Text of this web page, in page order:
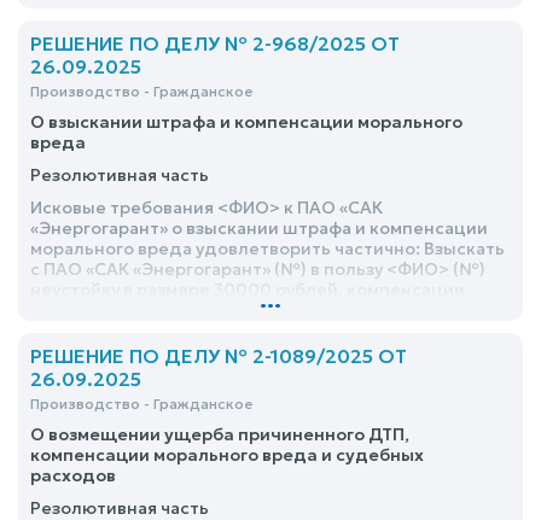
РЕШЕНИЕ ПО ДЕЛУ № 2-968/2025 ОТ
26.09.2025
Производство - Гражданское
О взыскании штрафа и компенсации морального
вреда
Резолютивная часть
Исковые требования <ФИО> к ПАО «САК
«Энергогарант» о взыскании штрафа и компенсации
морального вреда удовлетворить частично: Взыскать
с ПАО «САК «Энергогарант» (№) в пользу <ФИО> (№)
морального вреда в размере 2000 рублей, штраф в
представителя в размере 4000 рублей и почтовые
расходы в размере 152 рубля
...
РЕШЕНИЕ ПО ДЕЛУ № 2-1089/2025 ОТ
26.09.2025
Производство - Гражданское
О возмещении ущерба причиненного ДТП,
компенсации морального вреда и судебных
расходов
Резолютивная часть